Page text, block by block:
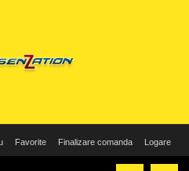
Favorite Finalizare comanda Logare